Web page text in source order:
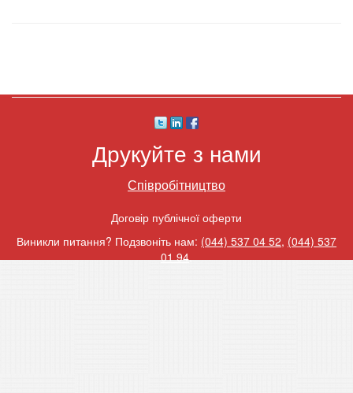
Друкуйте з нами
Співробітництво
Договір публічної оферти
Виникли питання? Подзвоніть нам: (044) 537 04 52, (044) 537
01 94.